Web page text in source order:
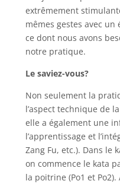
extrêmement
mêmes gestes avec
ce dont nous avons
notre pratique.
Le saviez-vous?
Non seulement la
l’aspect technique de
elle a également une
l’apprentissage et
Zang Fu, etc.). Dans le
on commence le kata
la poitrine (Po1 et